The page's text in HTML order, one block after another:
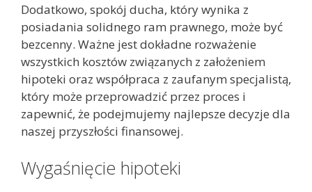
Dodatkowo, spokój ducha, który wynika z
posiadania solidnego ram prawnego, może być
bezcenny. Ważne jest dokładne rozważenie
wszystkich kosztów związanych z założeniem
hipoteki oraz współpraca z zaufanym specjalistą,
który może przeprowadzić przez proces i
zapewnić, że podejmujemy najlepsze decyzje dla
naszej przyszłości finansowej.
Wygaśnięcie hipoteki